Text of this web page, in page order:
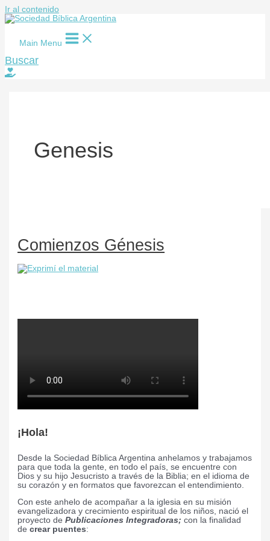
Ir al contenido
Main Menu
Buscar
Genesis
Comienzos Génesis
¡Hola!
Desde la Sociedad Bíblica Argentina anhelamos y trabajamos
para que toda la gente, en todo el país, se encuentre con
Dios y su hijo Jesucristo a través de la Biblia; en el idioma de
su corazón y en formatos que favorezcan el entendimiento.
Con este anhelo de acompañar a la iglesia en su misión
evangelizadora y crecimiento espiritual de los niños, nació el
proyecto dePublicaciones Integradoras;con la finalidad
decrear puentes: